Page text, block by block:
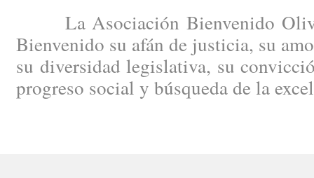
La Asociación Bienvenido
Bienvenido su afán de justicia, su
su diversidad legislativa, su
progreso social y búsqueda de la